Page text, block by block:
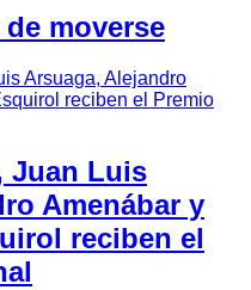
moverse
Juan Luis
Amenábar y
reciben el